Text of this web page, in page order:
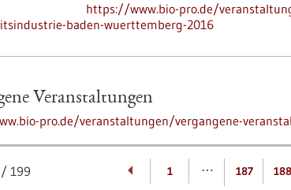
https://www.bio-pro.de/
baden-wuerttemberg-2016
Veranstaltungen
pro.de/veranstaltungen/vergangene-
/ 199 1 … 187 188